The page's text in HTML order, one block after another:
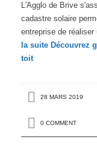
L'Agglo de Brive
cadastre solaire
entreprise de
la suiteDécouvrez
toit
28 MARS 2019
0 COMMENT